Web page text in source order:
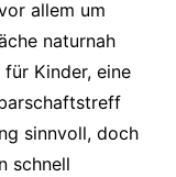
allem um
naturnah
Kinder, eine
sinnvoll, doch
schnell